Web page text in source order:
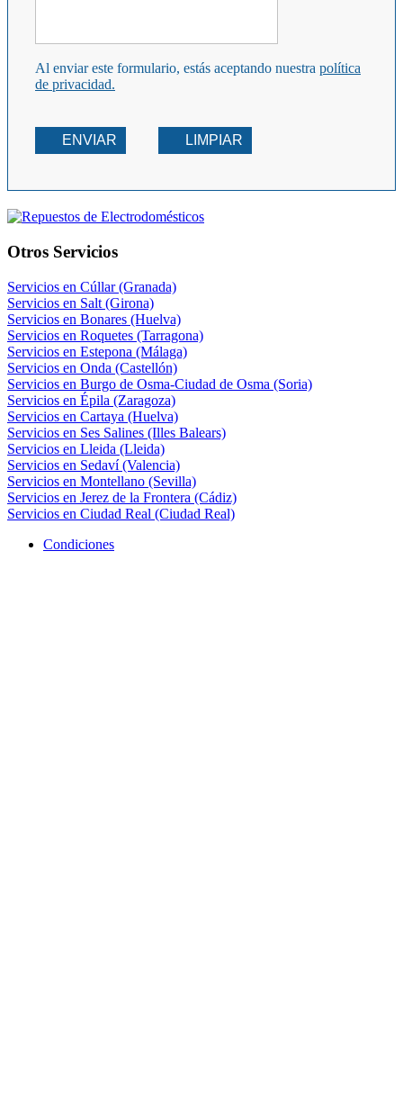
Al enviar este formulario, estás aceptando nuestra política
de privacidad.
ENVIAR LIMPIAR
Otros Servicios
Servicios en Cúllar (Granada)
Servicios en Salt (Girona)
Servicios en Bonares (Huelva)
Servicios en Roquetes (Tarragona)
Servicios en Estepona (Málaga)
Servicios en Onda (Castellón)
Servicios en Burgo de Osma-Ciudad de Osma (Soria)
Servicios en Épila (Zaragoza)
Servicios en Cartaya (Huelva)
Servicios en Ses Salines (Illes Balears)
Servicios en Lleida (Lleida)
Servicios en Sedaví (Valencia)
Servicios en Montellano (Sevilla)
Servicios en Jerez de la Frontera (Cádiz)
Servicios en Ciudad Real (Ciudad Real)
Condiciones